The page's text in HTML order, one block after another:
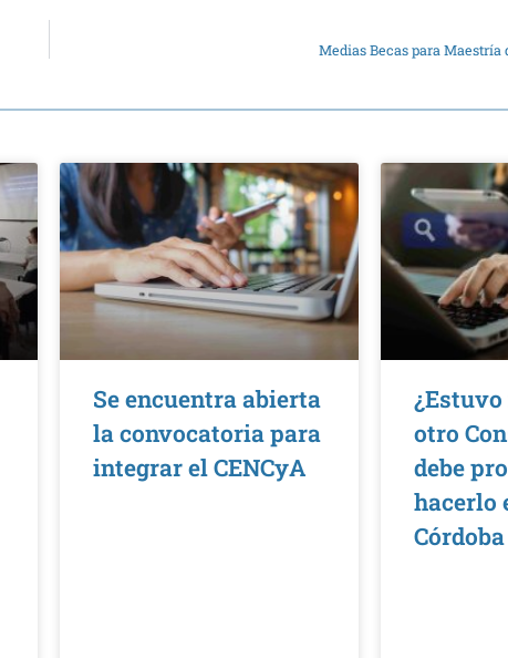
Medias Becas para
Se encuentra abierta
la convocatoria para
integrar el CENCyA
otro
debe
hacerlo
Córdoba